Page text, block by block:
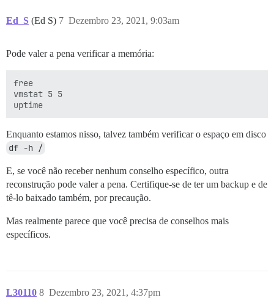
Ed_S (Ed S) Dezembro 23, 2021, 9:03am
7
Pode valer a pena verificar a memória:
free
vmstat 5 5
Enquanto estamos nisso, talvez também verificar o espaço em disco
df -h /
E, se você não receber nenhum conselho específico, outra
reconstrução pode valer a pena. Certifique-se de ter um backup e de
tê-lo baixado também, por precaução.
Mas realmente parece que você precisa de conselhos mais
específicos.
L30110 Dezembro 23, 2021, 4:37pm
8